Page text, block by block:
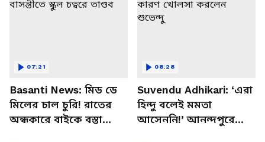
Basanti News: মিড ডে
মিলের চাল চুরি! রাতের
অন্ধকারে বাইকে বস্তা
07:21
Suvendu Adhikari: ‘এরা
হিন্দু বলেই মমতা
আসেননি!’ আনন্দপুরে
08:28